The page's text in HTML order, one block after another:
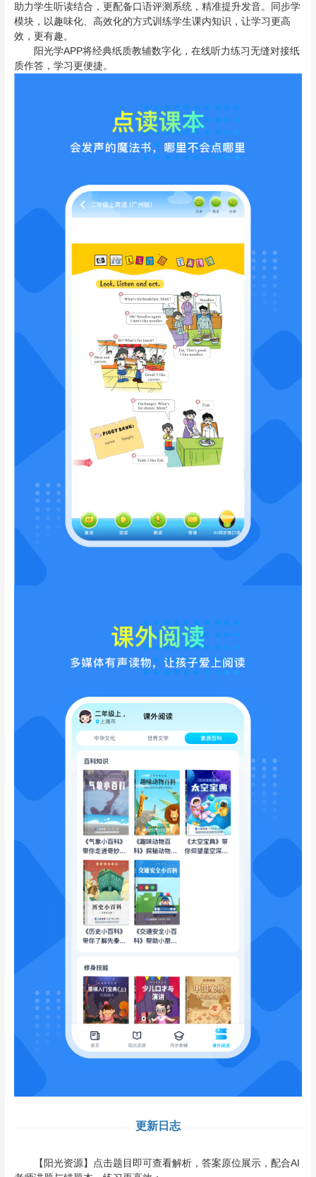
助力学生听读结合，更配备口语评测系统，精准提升发音。同步学
模块，以趣味化、高效化的方式训练学生课内知识，让学习更高
效，更有趣。
阳光学APP将经典纸质教辅数字化，在线听力练习无缝对接纸
质作答，学习更便捷。
更新日志
【阳光资源】点击题目即可查看解析，答案原位展示，配合AI